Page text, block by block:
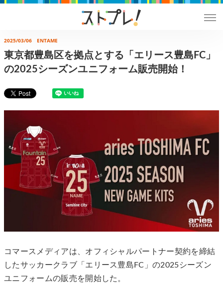
2025/03/06 ENTAME
東京都豊島区を拠点とする「エリース豊島FC」
の2025シーズンユニフォーム販売開始！
コマースメディアは、オフィシャルパートナー契約を締結
したサッカークラブ「エリース豊島FC」の2025シーズン
ユニフォームの販売を開始した。